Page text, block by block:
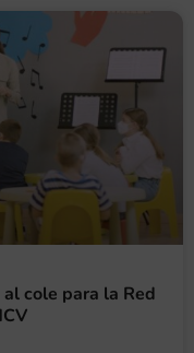
cole para la Red